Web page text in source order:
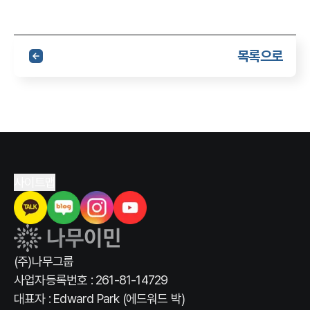
목록으로
(주)나무그룹
사업자등록번호 : 261-81-14729
대표자 : Edward Park (에드워드 박)